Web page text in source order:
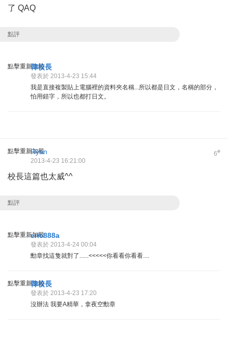
了 QAQ
點評
點擊重新加載
韓校長
發表於 2013-4-23 15:44
我是直接複製貼上電腦裡的資料夾名稱...所以都是日文，名稱的部分，
怕用錯字，所以也都打日文。
點擊重新加載 6#
Ryan
2013-4-23 16:21:00
校長這篇也太威^^
點評
點擊重新加載eric888a
發表於 2013-4-24 00:04
勳章找這隻就對了......<<<<<你看看你看看....
點擊重新加載
韓校長
發表於 2013-4-23 17:20
沒辦法 我要A精華，拿夜空勳章